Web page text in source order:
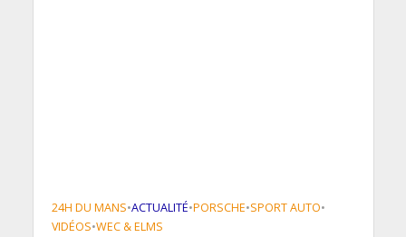
24H DU MANS•ACTUALITÉ•PORSCHE•SPORT AUTO•
VIDÉOS•WEC & ELMS